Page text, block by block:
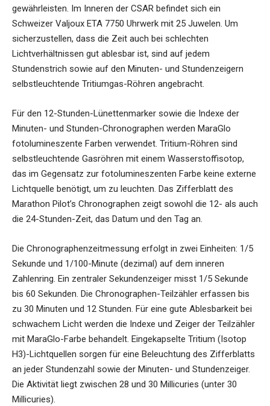
gewährleisten. Im Inneren der CSAR befindet sich ein
Schweizer Valjoux ETA 7750 Uhrwerk mit 25 Juwelen. Um
sicherzustellen, dass die Zeit auch bei schlechten
Lichtverhältnissen gut ablesbar ist, sind auf jedem
Stundenstrich sowie auf den Minuten- und Stundenzeigern
selbstleuchtende Tritiumgas-Röhren angebracht.
Für den 12-Stunden-Lünettenmarker sowie die Indexe der
Minuten- und Stunden-Chronographen werden MaraGlo
fotolumineszente Farben verwendet. Tritium-Röhren sind
selbstleuchtende Gasröhren mit einem Wasserstoffisotop,
das im Gegensatz zur fotolumineszenten Farbe keine externe
Lichtquelle benötigt, um zu leuchten. Das Zifferblatt des
Marathon Pilot’s Chronographen zeigt sowohl die 12- als auch
die 24-Stunden-Zeit, das Datum und den Tag an.
Die Chronographenzeitmessung erfolgt in zwei Einheiten: 1/5
Sekunde und 1/100-Minute (dezimal) auf dem inneren
Zahlenring. Ein zentraler Sekundenzeiger misst 1/5 Sekunde
bis 60 Sekunden. Die Chronographen-Teilzähler erfassen bis
zu 30 Minuten und 12 Stunden. Für eine gute Ablesbarkeit bei
schwachem Licht werden die Indexe und Zeiger der Teilzähler
mit MaraGlo-Farbe behandelt. Eingekapselte Tritium (Isotop
H3)-Lichtquellen sorgen für eine Beleuchtung des Zifferblatts
an jeder Stundenzahl sowie der Minuten- und Stundenzeiger.
Die Aktivität liegt zwischen 28 und 30 Millicuries (unter 30
Millicuries).